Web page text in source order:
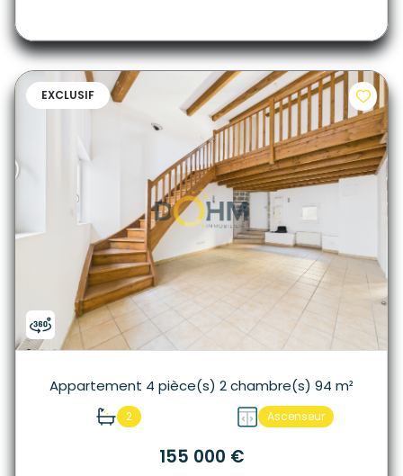
EXCLUSIF
Appartement 4 pièce(s) 2 chambre(s) 94 m²
2 Ascenseur
155 000 €